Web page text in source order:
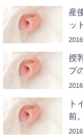
産
ッ
授
プ
ト
前